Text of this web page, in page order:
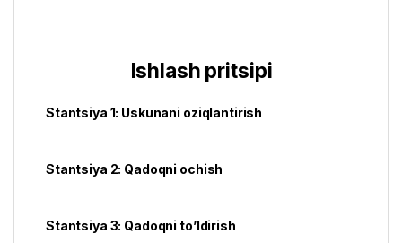
Ishlash pritsipi
Stantsiya 1: Uskunani oziqlantirish
Stantsiya 2: Qadoqni ochish
Stantsiya 3: Qadoqni to’ldirish